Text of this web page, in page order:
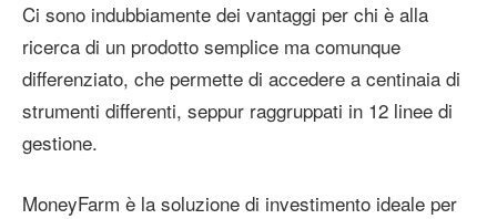
Ci sono indubbiamente dei vantaggi per chi è alla
ricerca di un prodotto semplice ma comunque
differenziato, che permette di accedere a centinaia di
strumenti differenti, seppur raggruppati in 12 linee di
gestione.
MoneyFarm è la soluzione di investimento ideale per